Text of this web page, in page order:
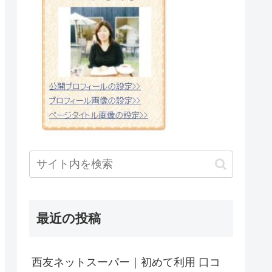
最近の投稿
西友ネットスーパー｜初めて利用 口コ